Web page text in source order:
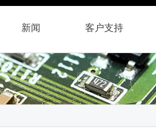
新闻 客户支持